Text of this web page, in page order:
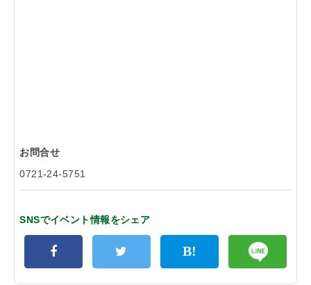
お問合せ
0721-24-5751
SNSでイベント情報をシェア